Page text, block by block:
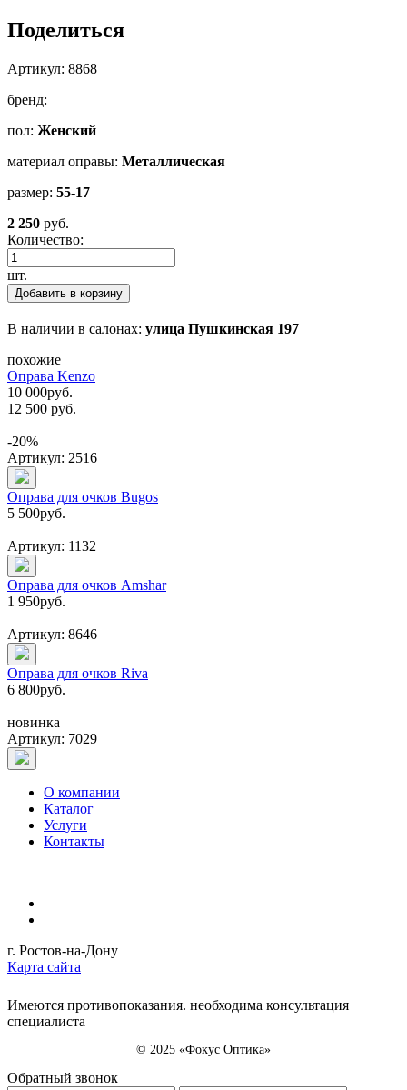
Поделиться
Артикул: 8868
бренд:
пол: Женский
материал оправы: Металлическая
размер: 55-17
2 250 руб.
Количество:
шт.
Добавить в корзину
В наличии в салонах: улица Пушкинская 197
похожие
Оправа Kenzo
10 000руб.
12 500 руб.
-20%
Артикул: 2516
Оправа для очков Bugos
5 500руб.
Артикул: 1132
Оправа для очков Amshar
1 950руб.
Артикул: 8646
Оправа для очков Riva
6 800руб.
новинка
Артикул: 7029
О компании
Каталог
Услуги
Контакты
г. Ростов-на-Дону
Карта сайта
Имеются противопоказания. необходима консультация
специалиста
© 2025 «Фокус Оптика»
Обратный звонок